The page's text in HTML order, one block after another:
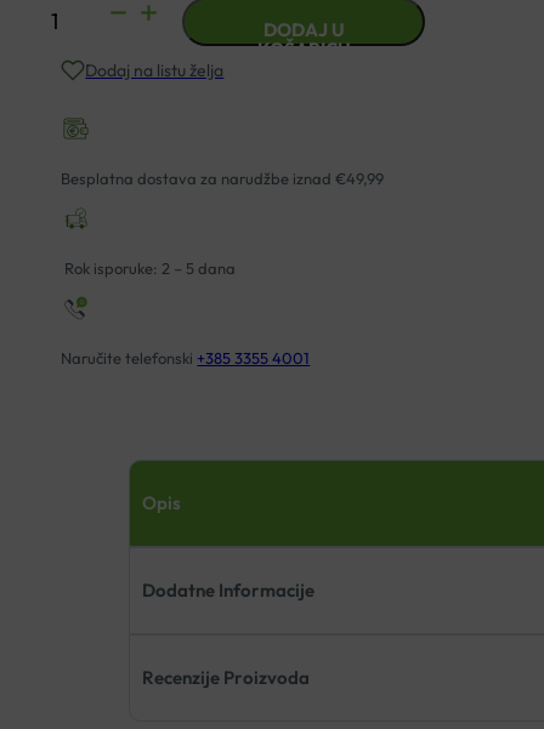
AMAZONSKA
PRAH
količina
DODAJ U
KOŠARICU
Dodaj na listu želja
Besplatna dostava za narudžbe iznad €49,99
Rok isporuke: 2 – 5 dana
Naručite telefonski +385 3355 4001
Opis
Dodatne Informacije
Recenzije Proizvoda